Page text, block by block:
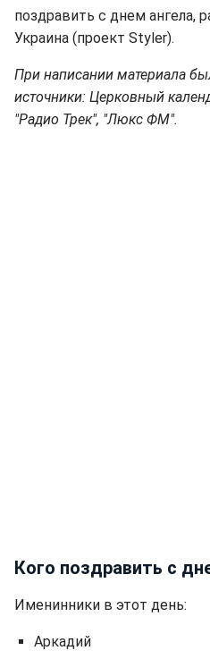
поздравить с днем ангела,
Украина (проект Styler).
При написании материала
источники: Церковный
"Радио Трек", "Люкс ФМ".
Кого поздравить с
Именинники в этот день:
Аркадий